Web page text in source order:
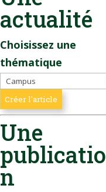
actualité
Choisissez une
thématique
Une
publicatio
n